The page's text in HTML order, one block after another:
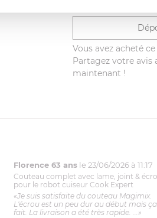
Vous avez acheté
Partagez votre avis
maintenant !
Florence 63 ans le 23/06/2026 à 11:17
Couteau complet avec lame, joint &
pour le robot cuiseur Cook Expert
«Je suis satisfaite du couteau Magimix.
L'écrou est un peu dur au début mais
fait. La livraison a été très rapide. ...»